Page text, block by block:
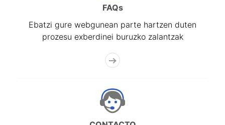
FAQs
Ebatzi gure webgunean parte hartzen duten
prozesu exberdinei buruzko zalantzak